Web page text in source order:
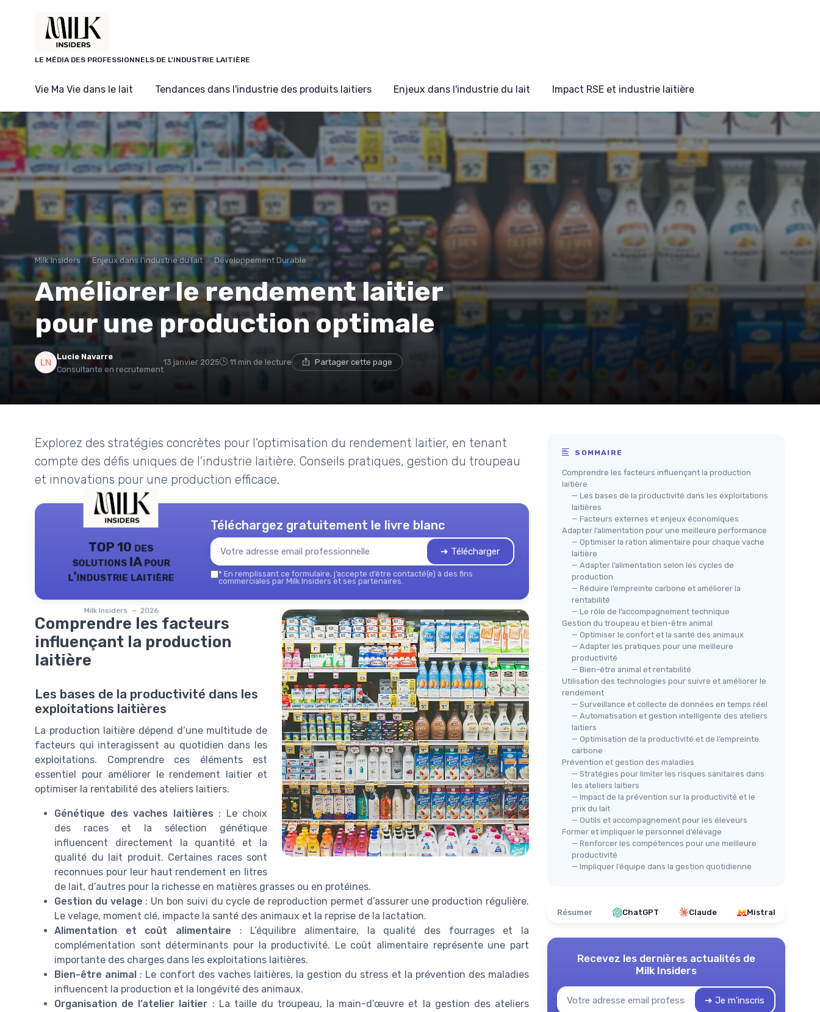
LE MÉDIA DES PROFESSIONNELS DE L'INDUSTRIE LAITIÈRE
Vie Ma Vie dans le lait Tendances dans l'industrie des produits laitiers Enjeux dans l'industrie du lait Impact RSE et industrie laitière
Milk Insiders Enjeux dans l'industrie du lait Développement Durable
Améliorer le rendement laitier
pour une production optimale
Lucie Navarre
Consultante en recrutement
13 janvier 2025 11 min de lecture Partager cette page
Explorez des stratégies concrètes pour l’optimisation du rendement laitier, en tenant
compte des défis uniques de l’industrie laitière. Conseils pratiques, gestion du troupeau
et innovations pour une production efficace.
TOP 10 des
solutions IA pour
l'industrie laitière
Milk Insiders — 2026
Téléchargez gratuitement le livre blanc
➔ Télécharger
* En remplissant ce formulaire, j’accepte d’être contacté(e) à des fins
commerciales par Milk Insiders et ses partenaires.
Comprendre les facteurs
influençant la production
laitière
Les bases de la productivité dans les
exploitations laitières
La production laitière dépend d’une multitude de
facteurs qui interagissent au quotidien dans les
exploitations. Comprendre ces éléments est
essentiel pour améliorer le rendement laitier et
optimiser la rentabilité des ateliers laitiers.
Génétique des vaches laitières : Le choix
des races et la sélection génétique
influencent directement la quantité et la
qualité du lait produit. Certaines races sont
reconnues pour leur haut rendement en litres
de lait, d’autres pour la richesse en matières grasses ou en protéines.
Gestion du velage : Un bon suivi du cycle de reproduction permet d’assurer une production régulière.
Le velage, moment clé, impacte la santé des animaux et la reprise de la lactation.
Alimentation et coût alimentaire : L’équilibre alimentaire, la qualité des fourrages et la
complémentation sont déterminants pour la productivité. Le coût alimentaire représente une part
importante des charges dans les exploitations laitières.
Bien-être animal : Le confort des vaches laitières, la gestion du stress et la prévention des maladies
influencent la production et la longévité des animaux.
Organisation de l’atelier laitier : La taille du troupeau, la main-d’œuvre et la gestion des ateliers
SOMMAIRE
Comprendre les facteurs influençant la production
laitière
— Les bases de la productivité dans les exploitations
laitières
— Facteurs externes et enjeux économiques
Adapter l’alimentation pour une meilleure performance
— Optimiser la ration alimentaire pour chaque vache
laitière
— Adapter l’alimentation selon les cycles de
production
— Réduire l’empreinte carbone et améliorer la
rentabilité
— Le rôle de l’accompagnement technique
Gestion du troupeau et bien-être animal
— Optimiser le confort et la santé des animaux
— Adapter les pratiques pour une meilleure
productivité
— Bien-être animal et rentabilité
Utilisation des technologies pour suivre et améliorer le
rendement
— Surveillance et collecte de données en temps réel
— Automatisation et gestion intelligente des ateliers
laitiers
— Optimisation de la productivité et de l’empreinte
carbone
Prévention et gestion des maladies
— Stratégies pour limiter les risques sanitaires dans
les ateliers laitiers
— Impact de la prévention sur la productivité et le
prix du lait
— Outils et accompagnement pour les éleveurs
Former et impliquer le personnel d’élevage
— Renforcer les compétences pour une meilleure
productivité
— Impliquer l’équipe dans la gestion quotidienne
Résumer ChatGPT Claude Mistral
Recevez les dernières actualités de
Milk Insiders
➔ Je m'inscris